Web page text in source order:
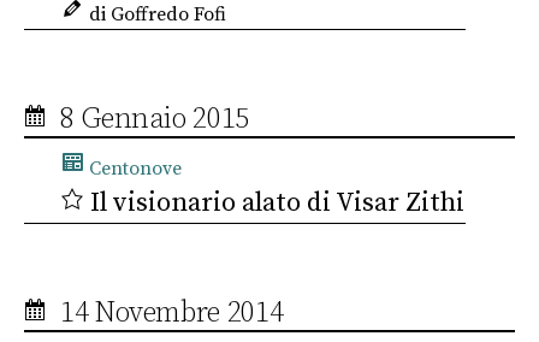
di Goffredo Fofi
8 Gennaio 2015
Centonove
Il visionario alato di Visar Zithi
14 Novembre 2014